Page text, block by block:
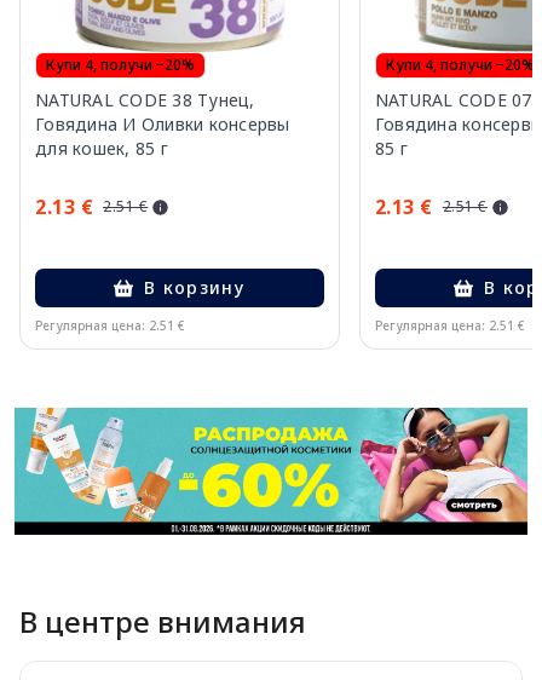
Купи 4, получи −20%
NATURAL CODE 38 Тунец,
Говядина И Оливки консервы
для кошек, 85 г
2.13 € 2.51 €
В корзину
Регулярная цена: 2.51 €
Купи 4, получи −20%
NATURAL CODE
Говядина
85 г
2.13 € 2.51 €
В
Регулярная цена: 2.51 €
В центре внимания